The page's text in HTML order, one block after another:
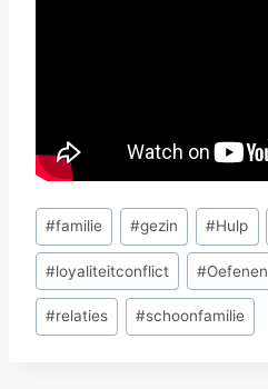
Bericht
tags:
#familie #gezin #Hulp
#loyaliteitconflict #Oefenen
#relaties #schoonfamilie